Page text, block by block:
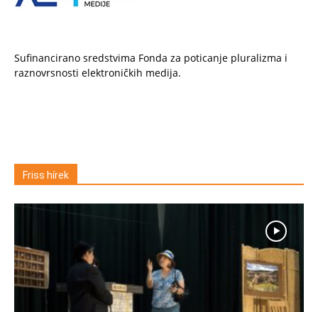
Sufinancirano sredstvima Fonda za poticanje pluralizma i
raznovrsnosti elektroničkih medija.
Friss hírek